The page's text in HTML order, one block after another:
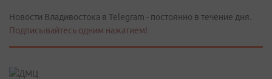
Новости Владивостока в Telegram - постоянно в течение дня.
Подписывайтесь одним нажатием!